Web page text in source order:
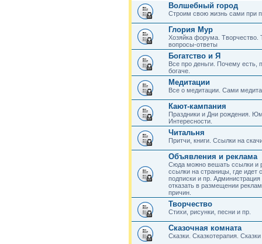
Волшебный город
Строим свою жизнь сами при
Глория Мур
Хозяйка форума. Творчество.
вопросы-ответы
Богатство и Я
Все про деньги. Почему есть,
богаче.
Медитации
Все о медитации. Сами
Кают-кампания
Праздники и Дни рождения.
Интересности.
Читальня
Притчи, книги. Ссылки на
Объявления и реклама
Сюда можно вешать ссылки и
ссылки на страницы, где идет
подписки и пр. Администрация
отказать в размещении
причин.
Творчество
Стихи, рисунки, песни и пр.
Сказочная комната
Сказки. Сказкотерапия. Сказки